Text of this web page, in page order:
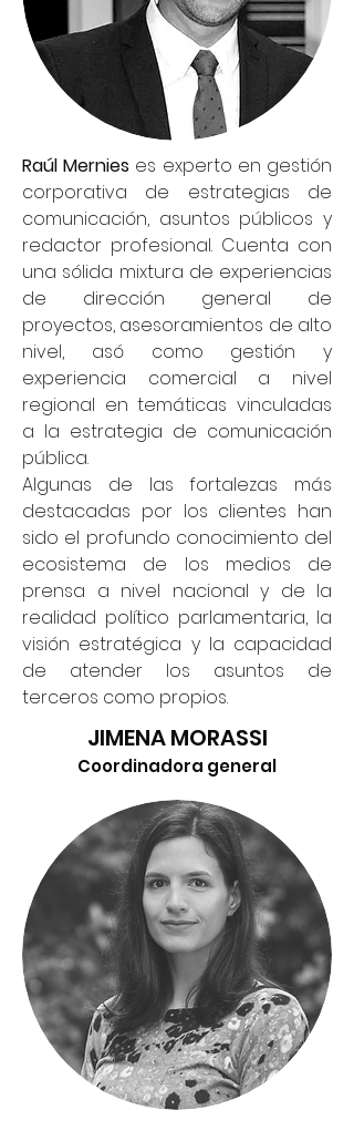
Raúl Mernies es experto en gestión
corporativa de estrategias de
comunicación, asuntos públicos y
redactor profesional. Cuenta con
una sólida mixtura de experiencias
de dirección general de
proyectos, asesoramientos de alto
nivel, asó como gestión y
experiencia comercial a nivel
regional en temáticas vinculadas
a la estrategia de comunicación
pública.
Algunas de las fortalezas más
destacadas por los clientes han
sido el profundo conocimiento del
ecosistema de los medios de
prensa a nivel nacional y de la
realidad político parlamentaria, la
visión estratégica y la capacidad
de atender los asuntos de
terceros como propios.
JIMENA MORASSI
Coordinadora general